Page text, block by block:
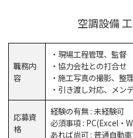
空調設備
職務内
容
・現場工程管理、監督
・協力会社との打合せ
・施工写真の撮影、整
・引き渡し対応、メン
応募資
格
経験の有無 : 未経験可
必須事項 : PC(Excel・
あれば尚可 : 普通自動